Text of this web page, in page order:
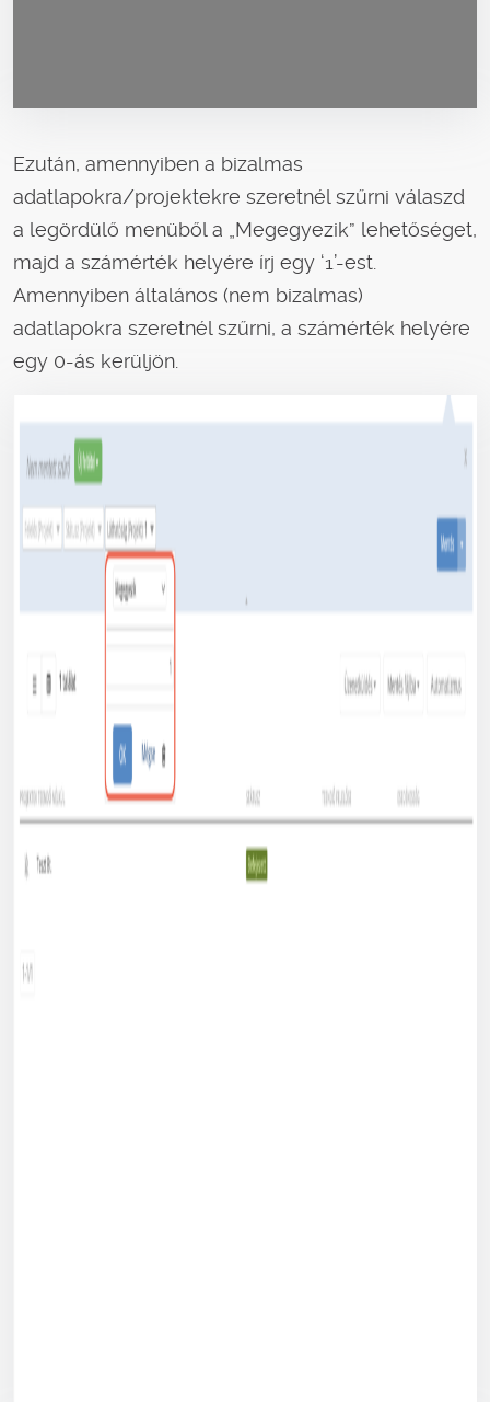
Ezután, amennyiben a bizalmas
adatlapokra/projektekre szeretnél szűrni válaszd
a legördülő menüből a „Megegyezik” lehetőséget,
majd a számérték helyére írj egy ‘1’-est.
Amennyiben általános (nem bizalmas)
adatlapokra szeretnél szűrni, a számérték helyére
egy 0-ás kerüljön.